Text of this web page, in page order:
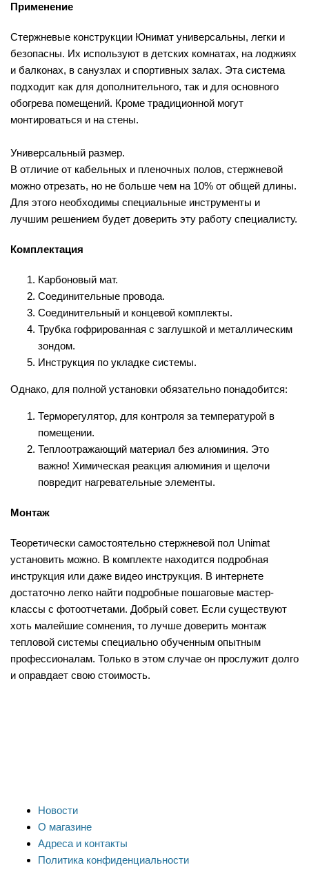
Применение
Стержневые конструкции Юнимат универсальны, легки и
безопасны. Их используют в детских комнатах, на лоджиях
и балконах, в санузлах и спортивных залах. Эта система
подходит как для дополнительного, так и для основного
обогрева помещений. Кроме традиционной могут
монтироваться и на стены.
Универсальный размер.
В отличие от кабельных и пленочных полов, стержневой
можно отрезать, но не больше чем на 10% от общей длины.
Для этого необходимы специальные инструменты и
лучшим решением будет доверить эту работу специалисту.
Комплектация
Карбоновый мат.
Соединительные провода.
Соединительный и концевой комплекты.
Трубка гофрированная с заглушкой и металлическим
зондом.
Инструкция по укладке системы.
Однако, для полной установки обязательно понадобится:
Терморегулятор, для контроля за температурой в
помещении.
Теплоотражающий материал без алюминия. Это
важно! Химическая реакция алюминия и щелочи
повредит нагревательные элементы.
Монтаж
Теоретически самостоятельно стержневой пол Unimat
установить можно. В комплекте находится подробная
инструкция или даже видео инструкция. В интернете
достаточно легко найти подробные пошаговые мастер-
классы с фотоотчетами. Добрый совет. Если существуют
хоть малейшие сомнения, то лучше доверить монтаж
тепловой системы специально обученным опытным
профессионалам. Только в этом случае он прослужит долго
и оправдает свою стоимость.
Новости
О магазине
Адреса и контакты
Политика конфиденциальности